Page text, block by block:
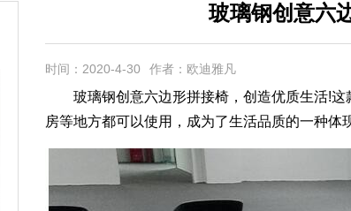
玻璃钢创意六
时间：2020-4-30 作者：欧迪雅凡
玻璃钢创意六边形拼接椅，创造优质生活!这
房等地方都可以使用，成为了生活品质的一种体